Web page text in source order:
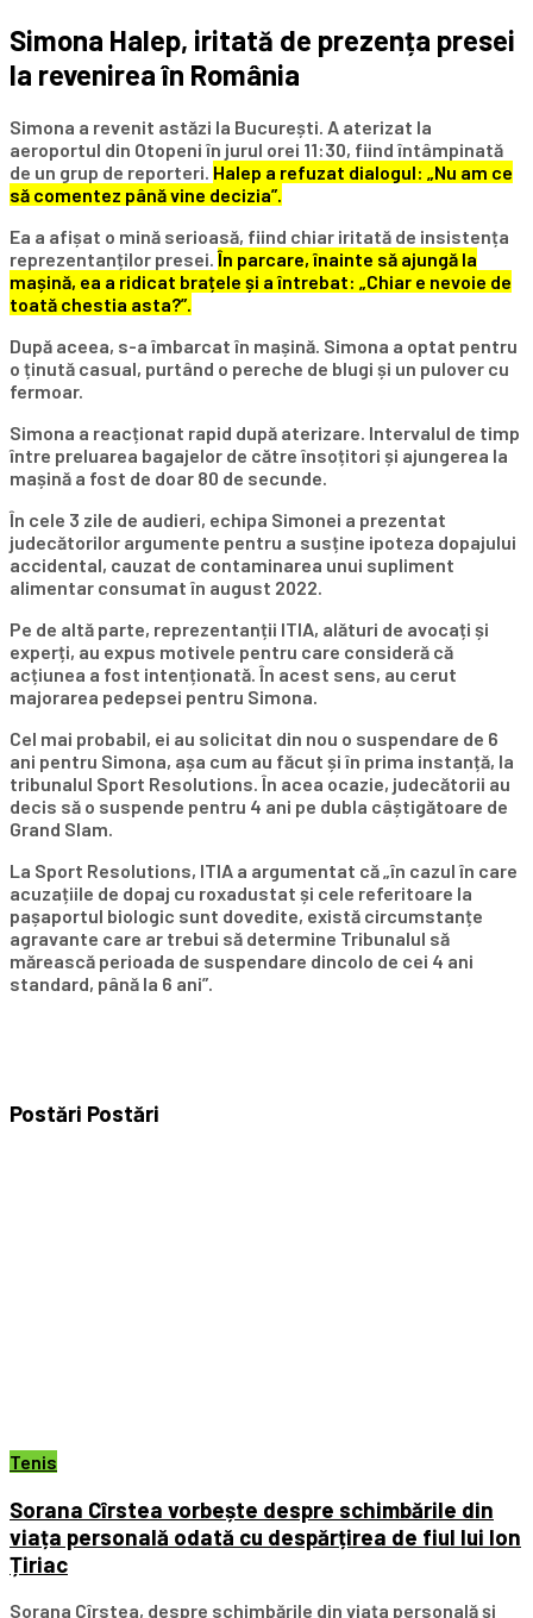
Simona Halep, iritată de prezența presei
la revenirea în România
Simona a revenit astăzi la București. A aterizat la
aeroportul din Otopeni în jurul orei 11:30, fiind întâmpinată
de un grup de reporteri. Halep a refuzat dialogul: „Nu am ce
să comentez până vine decizia”.
Ea a afișat o mină serioasă, fiind chiar iritată de insistența
reprezentanților presei.În parcare, înainte să ajungă la
mașină, ea a ridicat brațele și a întrebat: „Chiar e nevoie de
toată chestia asta?”.
După aceea, s-a îmbarcat în mașină. Simona a optat pentru
o ținută casual, purtând o pereche de blugi și un pulover cu
fermoar.
Simona a reacționat rapid după aterizare. Intervalul de timp
între preluarea bagajelor de către însoțitori și ajungerea la
mașină a fost de doar 80 de secunde.
În cele 3 zile de audieri, echipa Simonei a prezentat
judecătorilor argumente pentru a susține ipoteza dopajului
accidental, cauzat de contaminarea unui supliment
alimentar consumat în august 2022.
Pe de altă parte, reprezentanții ITIA, alături de avocați și
experți, au expus motivele pentru care consideră că
acțiunea a fost intenționată. În acest sens, au cerut
majorarea pedepsei pentru Simona.
Cel mai probabil, ei au solicitat din nou o suspendare de 6
ani pentru Simona, așa cum au făcut și în prima instanță, la
tribunalul Sport Resolutions. În acea ocazie, judecătorii au
decis să o suspende pentru 4 ani pe dubla câștigătoare de
Grand Slam.
La Sport Resolutions, ITIA a argumentat că „în cazul în care
acuzațiile de dopaj cu roxadustat și cele referitoare la
pașaportul biologic sunt dovedite, există circumstanțe
agravante care ar trebui să determine Tribunalul să
mărească perioada de suspendare dincolo de cei 4 ani
standard, până la 6 ani”.
Postări Postări
Tenis
Sorana Cîrstea vorbește despre schimbările din
viața personală odată cu despărțirea de fiul lui Ion
Țiriac
Sorana Cîrstea, despre schimbările din viața personală și